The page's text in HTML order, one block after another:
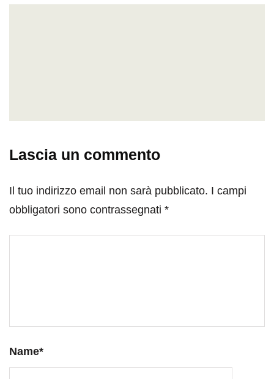
Lascia un commento
Il tuo indirizzo email non sarà pubblicato. I campi
obbligatori sono contrassegnati *
Name*